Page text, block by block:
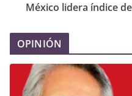
México lidera índice
OPINIÓN